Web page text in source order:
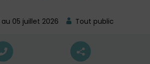
05 juillet 2026 Tout public